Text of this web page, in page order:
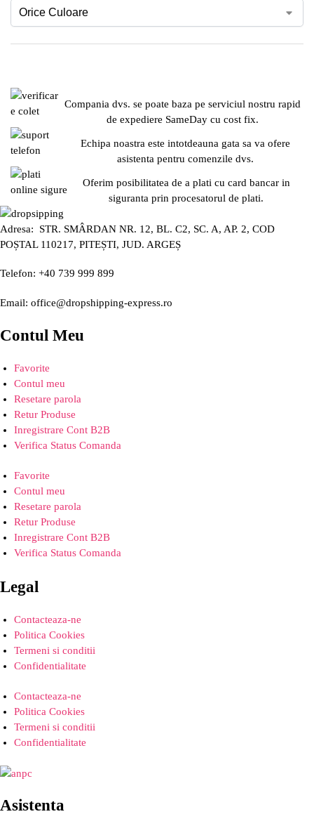
Compania dvs. se poate baza pe serviciul nostru rapid
de expediere SameDay cu cost fix.
Echipa noastra este intotdeauna gata sa va ofere
asistenta pentru comenzile dvs.
Oferim posibilitatea de a plati cu card bancar in
siguranta prin procesatorul de plati.
Adresa: STR. SMÂRDAN NR. 12, BL. C2, SC. A, AP. 2, COD
POȘTAL 110217, PITEȘTI, JUD. ARGEȘ
Telefon: +40 739 999 899
Email: office@dropshipping-express.ro
Contul Meu
Favorite
Contul meu
Resetare parola
Retur Produse
Inregistrare Cont B2B
Verifica Status Comanda
Favorite
Contul meu
Resetare parola
Retur Produse
Inregistrare Cont B2B
Verifica Status Comanda
Legal
Contacteaza-ne
Politica Cookies
Termeni si conditii
Confidentialitate
Contacteaza-ne
Politica Cookies
Termeni si conditii
Confidentialitate
Asistenta